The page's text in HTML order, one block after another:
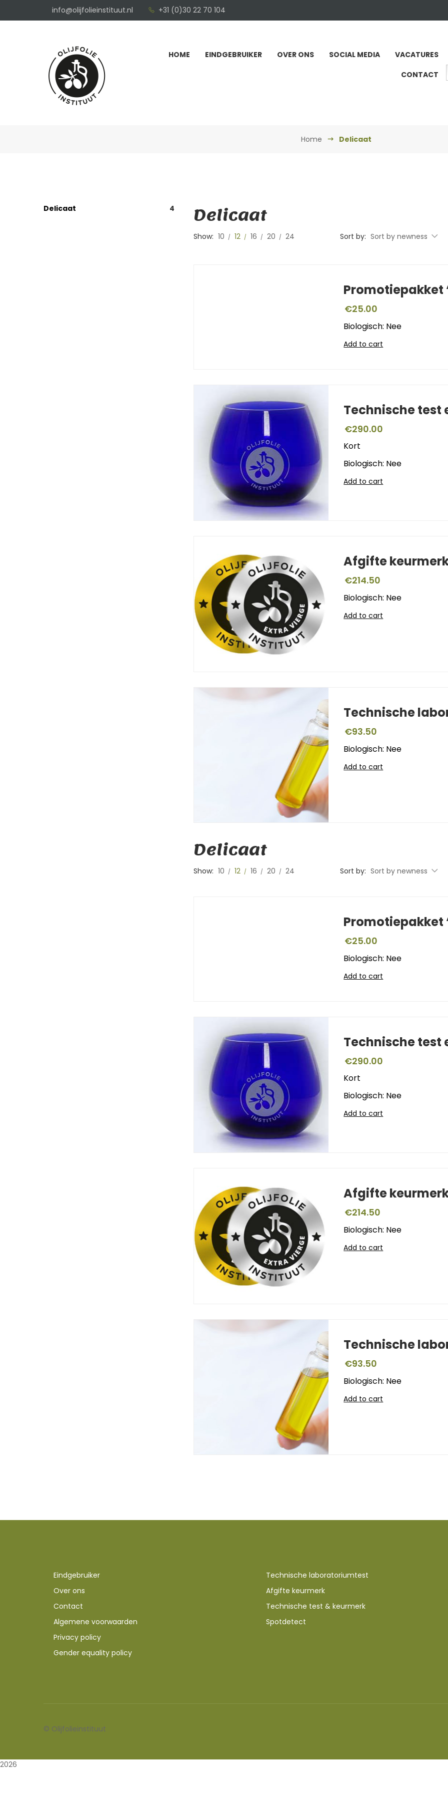
info@olijfolieinstituut.nl +31 (0)30 22 70 104
HOME EINDGEBRUIKER OVER ONS SOCIAL MEDIA
VACATURES
CONTACT
Home Delicaat
Delicaat 4 Delicaat
Show: 10 12 16 20 24 Sort by: Sort by newness
Promotiepakket
€25.00
Biologisch: Nee
Add to cart
Technische test
€290.00
Kort
Biologisch: Nee
Add to cart
Afgifte
€214.50
Biologisch: Nee
Add to cart
Technische
€93.50
Biologisch: Nee
Add to cart
Delicaat
Show: 10 12 16 20 24 Sort by: Sort by newness
Promotiepakket
€25.00
Biologisch: Nee
Add to cart
Technische test
€290.00
Kort
Biologisch: Nee
Add to cart
Afgifte
€214.50
Biologisch: Nee
Add to cart
Technische
€93.50
Biologisch: Nee
Add to cart
Eindgebruiker
Over ons
Contact
Algemene voorwaarden
Privacy policy
Gender equality policy
Technische laboratoriumtest
Afgifte keurmerk
Technische test & keurmerk
Spotdetect
© Olijfolieinstituut
2026